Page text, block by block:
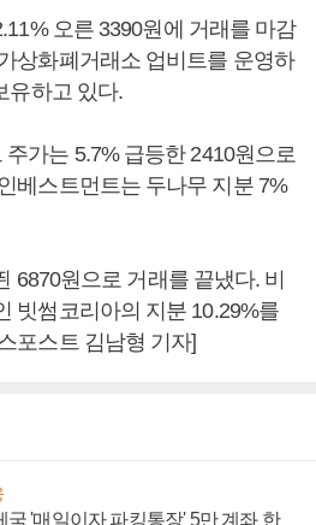
오른 3390원에 거래를 마감
상화폐거래소 업비트를 운영하
유하고 있다.
가는 5.7% 급등한 2410원으로
베스트먼트는 두나무 지분 7%
6870원으로 거래를 끝냈다. 비
빗썸코리아의 지분 10.29%를
포스트 김남형 기자]
국 '매일이자 파킹통장' 5만 계좌 한